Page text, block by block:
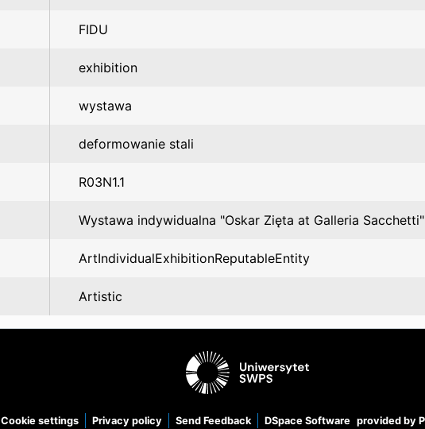
FIDU
exhibition
wystawa
deformowanie stali
R03N1.1
Wystawa indywidualna "Oskar Zięta at Galleria Sacchetti"
ArtIndividualExhibitionReputableEntity
Artistic
Cookie settings Privacy policy Send Feedback DSpace Software provided by